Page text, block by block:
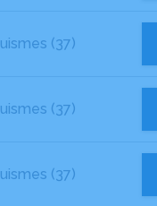
(37)
(37)
(37)